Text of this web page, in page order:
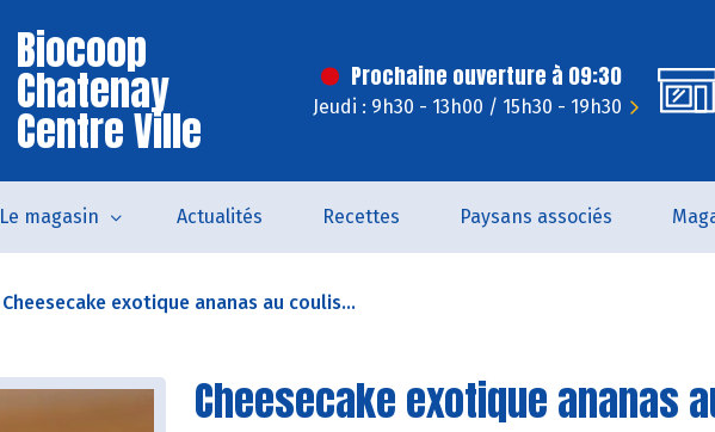
Biocoop
Chatenay
Centre Ville
Prochaine ouverture à 09:30
Jeudi : 9h30 - 13h00 / 15h30 - 19h30
Le magasin Actualités Recettes Paysans associés
Cheesecake exotique ananas au coulis...
Cheesecake exotique ananas